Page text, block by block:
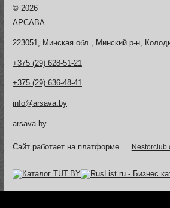
© 2026
АРСАВА
223051, Минская обл., Минский р-н,
+375 (29) 628-51-21
+375 (29) 636-48-41
info@arsava.by
arsava.by
Сайт работает на платформе